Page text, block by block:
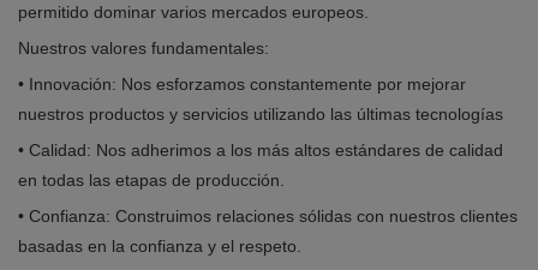
permitido dominar varios mercados europeos.
Nuestros valores fundamentales:
• Innovación: Nos esforzamos constantemente por mejorar
nuestros productos y servicios utilizando las últimas tecnologías
• Calidad: Nos adherimos a los más altos estándares de calidad
en todas las etapas de producción.
• Confianza: Construimos relaciones sólidas con nuestros clientes
basadas en la confianza y el respeto.